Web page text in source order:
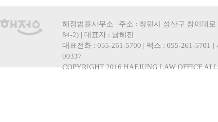
해정법률사무소 | 주소 : 창원시 성산구 창이대
84-2) | 대표자 : 남혜진
대표전화 : 055-261-5700 | 팩스 : 055-261-5701
00337
COPYRIGHT 2016 HAEJUNG LAW OFFICE